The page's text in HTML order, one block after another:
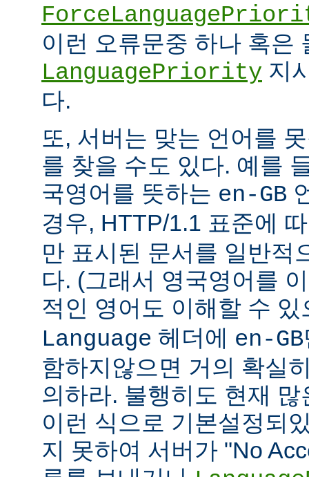
이런 오류문중 하나 혹은
LanguagePriority 지
다.
또, 서버는 맞는 언어를
를 찾을 수도 있다. 예를
국영어를 뜻하는 en-GB
경우, HTTP/1.1 표준에
만 표시된 문서를 일반적
다. (그래서 영국영어를
적인 영어도 이해할 수
Language 헤더에 en-GB
함하지않으면 거의 확실
의하라. 불행히도 현재
이런 식으로 기본설정되
지 못하여 서버가 "No